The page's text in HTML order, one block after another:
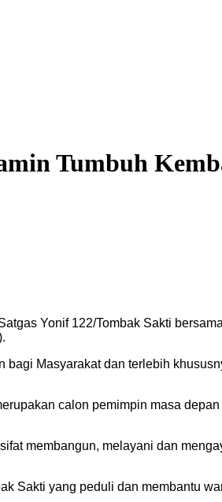
Tumbuh
Yonif 122/Tombak Sakti
Masyarakat dan terlebih
calon pemimpin masa
membangun, melayani dan
Sakti yang peduli dan membantu